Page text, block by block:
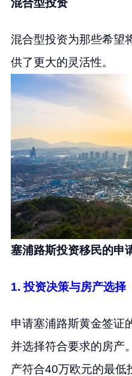
混合型投资
混合型投资为那些希望
供了更大的灵活性。
塞浦路斯投资移民的申
1. 投资决策与房产选择
申请塞浦路斯黄金签证
并选择符合要求的房产
产符合40万欧元的最低